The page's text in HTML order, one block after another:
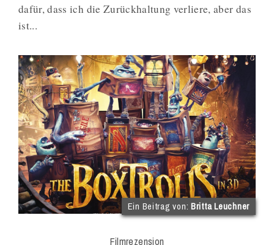
dafür, dass ich die Zurückhaltung verliere, aber das
ist...
Ein Beitrag von:Britta Leuchner
Filmrezension